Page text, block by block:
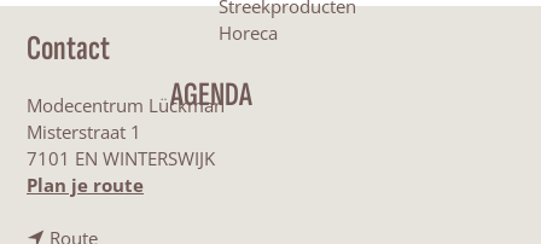
Streekproducten
Horeca
AGENDA
Contact
Modecentrum Lückman
Misterstraat 1
7101 EN WINTERSWIJK
Plan je routen
Routen